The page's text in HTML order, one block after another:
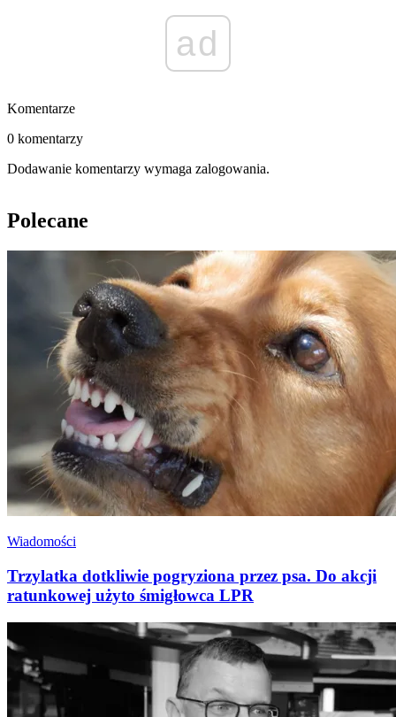
ad
Komentarze
0 komentarzy
Dodawanie komentarzy wymaga zalogowania.
Polecane
Wiadomości
Trzylatka dotkliwie pogryziona przez psa. Do akcji
ratunkowej użyto śmigłowca LPR